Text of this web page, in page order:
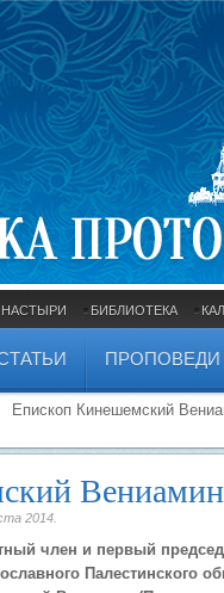
БИБЛИОТЕКА
ПРОПОВЕДИ
Епископ Кинешемский
Вениамин
2014
член и первый
Палестинского